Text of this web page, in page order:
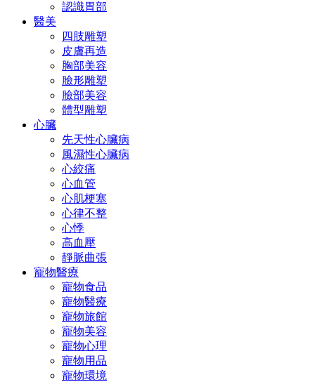
認識胃部
醫美
四肢雕塑
皮膚再造
胸部美容
臉形雕塑
臉部美容
體型雕塑
心臟
先天性心臟病
風濕性心臟病
心絞痛
心血管
心肌梗塞
心律不整
心悸
高血壓
靜脈曲張
寵物醫療
寵物食品
寵物醫療
寵物旅館
寵物美容
寵物心理
寵物用品
寵物環境